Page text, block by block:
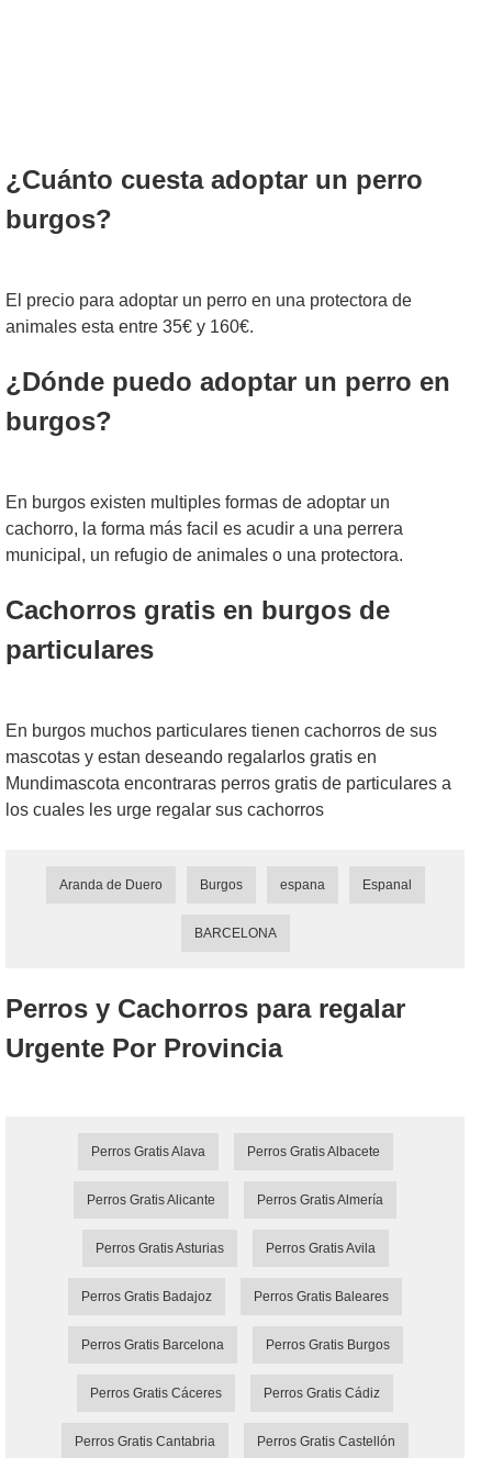
¿Cuánto cuesta adoptar un perro
burgos?
El precio para adoptar un perro en una protectora de
animales esta entre 35€ y 160€.
¿Dónde puedo adoptar un perro en
burgos?
En burgos existen multiples formas de adoptar un
cachorro, la forma más facil es acudir a una perrera
municipal, un refugio de animales o una protectora.
Cachorros gratis en burgos de
particulares
En burgos muchos particulares tienen cachorros de sus
mascotas y estan deseando regalarlos gratis en
Mundimascota encontraras perros gratis de particulares a
los cuales les urge regalar sus cachorros
Aranda de Duero Burgos espana Espanal
BARCELONA
Perros y Cachorros para regalar
Urgente Por Provincia
Perros Gratis Alava Perros Gratis Albacete
Perros Gratis Alicante Perros Gratis Almería
Perros Gratis Asturias Perros Gratis Avila
Perros Gratis Badajoz Perros Gratis Baleares
Perros Gratis Barcelona Perros Gratis Burgos
Perros Gratis Cáceres Perros Gratis Cádiz
Perros Gratis Cantabria Perros Gratis Castellón